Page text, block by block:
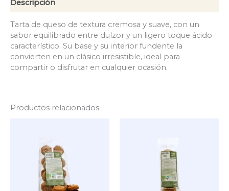
Descripción
Tarta de queso de textura cremosa y suave, con un
sabor equilibrado entre dulzor y un ligero toque ácido
característico. Su base y su interior fundente la
convierten en un clásico irresistible, ideal para
compartir o disfrutar en cualquier ocasión.
Productos relacionados